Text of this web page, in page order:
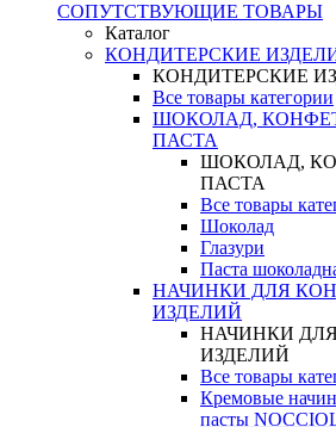
СОПУТСТВУЮЩИЕ ТОВАРЫ
Каталог
КОНДИТЕРСКИЕ
КОНДИТЕРСКИЕ
Все товары категории
ШОКОЛАД,
ПАСТА
ШОКОЛАД,
ПАСТА
Все товары
Шоколад
Глазури
Паста
НАЧИНКИ ДЛЯ
ИЗДЕЛИЙ
НАЧИНКИ
ИЗДЕЛИЙ
Все товары
Кремовые
пасты